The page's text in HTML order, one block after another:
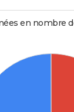
en nombre